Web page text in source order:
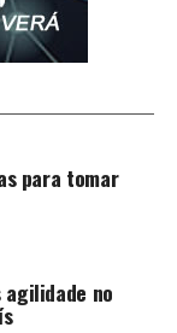
para tomar
agilidade no